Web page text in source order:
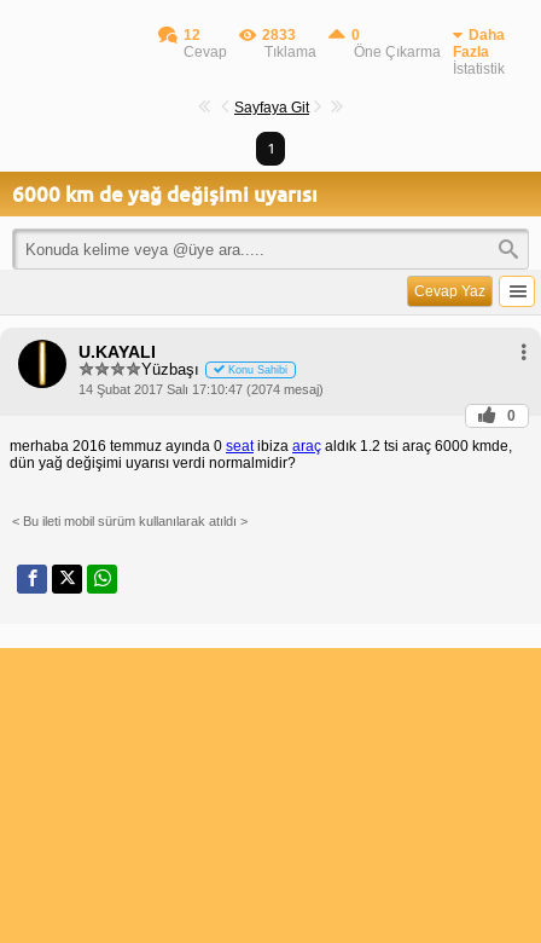
12
Cevap
2833
Tıklama
0
Öne Çıkarma
Daha
Fazla
İstatistik
Sayfaya Git
1
6000 km de yağ değişimi uyarısı
Cevap Yaz
U.KAYALI
Yüzbaşı Konu Sahibi
14 Şubat 2017 Salı 17:10:47 (2074 mesaj)
0
merhaba 2016 temmuz ayında 0 seatibiza araç aldık 1.2 tsi araç 6000 kmde,
dün yağ değişimi uyarısı verdi normalmidir?
< Bu ileti mobil sürüm kullanılarak atıldı >